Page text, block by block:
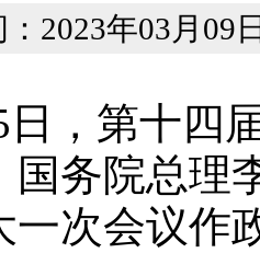
：2023年03月
日，第十四
国务院总理
一次会议作